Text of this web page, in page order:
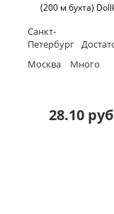
(200 м бухта)
Санкт-
Петербург
Москва
Много
28.10